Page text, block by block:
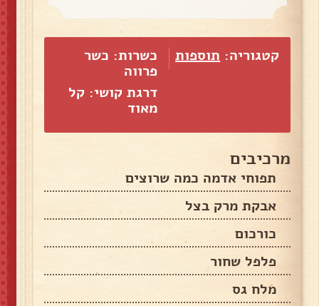
קטגוריה: תוספות
כשרות: כשר
פרווה
דרגת קושי: קל
מאוד
מרכיבים
תפוחי אדמה כמה שרוצים
אבקת מרק בצל
כורכום
פלפל שחור
מלח גס